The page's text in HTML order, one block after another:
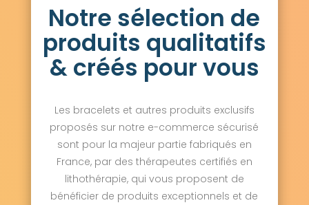
Notre sélection de
produits qualitatifs
& créés pour vous
Les bracelets et autres produits exclusifs
proposés sur notre e-commerce sécurisé
sont pour la majeur partie fabriqués en
France, par des thérapeutes certifiés en
lithothérapie, qui vous proposent de
bénéficier de produits exceptionnels et de